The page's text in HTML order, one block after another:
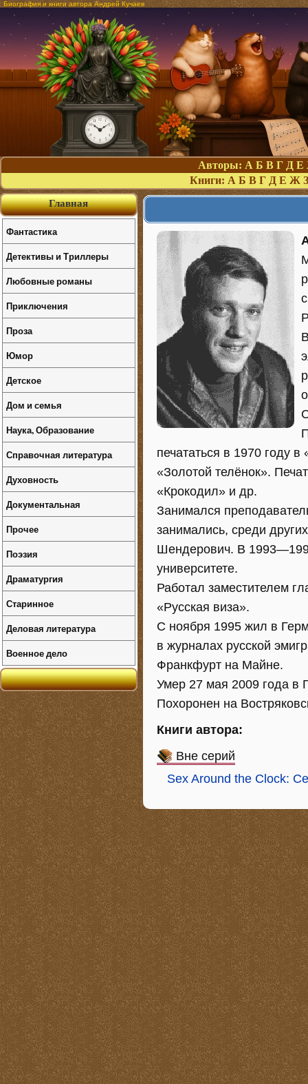
Биография и книги автора Андрей Кучаев
Авторы: А Б В Г Д Е
Книги: А Б В Г Д Е Ж З
печататься в 1970 году в
«Золотой телёнок».
«Крокодил» и др.
Занимался
занимались, среди
Шендерович. В
университете.
Работал заместителем
«Русская виза».
С ноября 1995 жил в
в журналах русской
Франкфурт на Майне.
Умер 27 мая 2009 года в
Похоронен на
Книги автора:
Вне серий
Sex Around the Clock:
Главная
Фантастика
Детективы и Триллеры
Любовные романы
Приключения
Проза
Юмор
Детское
Дом и семья
Наука, Образование
Справочная литература
Духовность
Документальная
Прочее
Поэзия
Драматургия
Старинное
Деловая литература
Военное дело